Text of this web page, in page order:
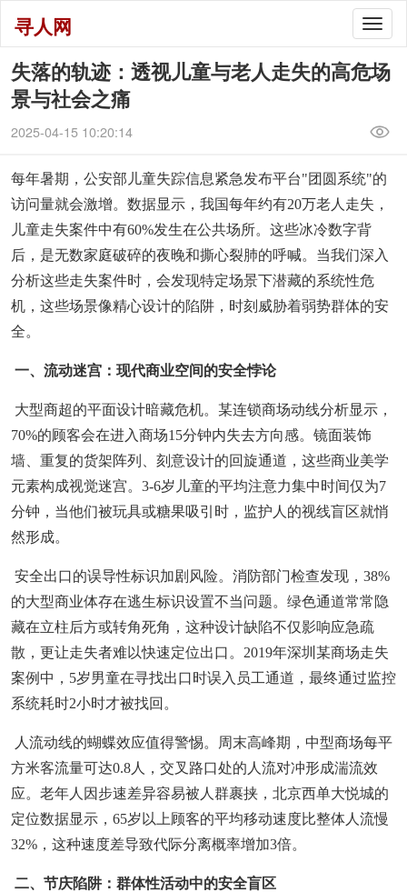
寻人网
失落的轨迹：透视儿童与老人走失的高危场
景与社会之痛
2025-04-15 10:20:14
每年暑期，公安部儿童失踪信息紧急发布平台"团圆系统"的
访问量就会激增。数据显示，我国每年约有20万老人走失，
儿童走失案件中有60%发生在公共场所。这些冰冷数字背
后，是无数家庭破碎的夜晚和撕心裂肺的呼喊。当我们深入
分析这些走失案件时，会发现特定场景下潜藏的系统性危
机，这些场景像精心设计的陷阱，时刻威胁着弱势群体的安
全。
一、流动迷宫：现代商业空间的安全悖论
大型商超的平面设计暗藏危机。某连锁商场动线分析显示，
70%的顾客会在进入商场15分钟内失去方向感。镜面装饰
墙、重复的货架阵列、刻意设计的回旋通道，这些商业美学
元素构成视觉迷宫。3-6岁儿童的平均注意力集中时间仅为7
分钟，当他们被玩具或糖果吸引时，监护人的视线盲区就悄
然形成。
安全出口的误导性标识加剧风险。消防部门检查发现，38%
的大型商业体存在逃生标识设置不当问题。绿色通道常常隐
藏在立柱后方或转角死角，这种设计缺陷不仅影响应急疏
散，更让走失者难以快速定位出口。2019年深圳某商场走失
案例中，5岁男童在寻找出口时误入员工通道，最终通过监控
系统耗时2小时才被找回。
人流动线的蝴蝶效应值得警惕。周末高峰期，中型商场每平
方米客流量可达0.8人，交叉路口处的人流对冲形成湍流效
应。老年人因步速差异容易被人群裹挟，北京西单大悦城的
定位数据显示，65岁以上顾客的平均移动速度比整体人流慢
32%，这种速度差导致代际分离概率增加3倍。
二、节庆陷阱：群体性活动中的安全盲区